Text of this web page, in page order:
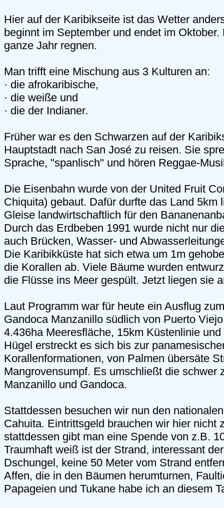
Hier auf der Karibikseite ist das Wetter
beginnt im September und endet im
ganze Jahr regnen.
Man trifft eine Mischung aus 3 Kulturen an:
· die afrokaribische,
· die weiße und
· die der Indianer.
Früher war es den Schwarzen auf der
Hauptstadt nach San José zu reisen. Sie
Sprache, "spanlisch" und hören Reggae-
Die Eisenbahn wurde von der United Fruit
Chiquita) gebaut. Dafür durfte das Land 5km
Gleise landwirtschaftlich für den
Durch das Erdbeben 1991 wurde nicht nur
auch Brücken, Wasser- und
Die Karibikküste hat sich etwa um 1m
die Korallen ab. Viele Bäume wurden
die Flüsse ins Meer gespült. Jetzt liegen sie
Laut Programm war für heute ein Ausflug
Gandoca Manzanillo südlich von Puerto
4.436ha Meeresfläche, 15km Küstenlinie
Hügel erstreckt es sich bis zur
Korallenformationen, von Palmen übersäte
Mangrovensumpf. Es umschließt die schwer
Manzanillo und Gandoca.
Stattdessen besuchen wir nun den
Cahuita. Eintrittsgeld brauchen wir hier nicht
stattdessen gibt man eine Spende von z.B.
Traumhaft weiß ist der Strand, interessant
Dschungel, keine 50 Meter vom Strand
Affen, die in den Bäumen herumturnen,
Papageien und Tukane habe ich an diesem